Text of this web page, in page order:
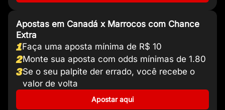
Apostas em Canadá x Marrocos com Chance
Extra
1Faça uma aposta mínima de R$ 10
2Monte sua aposta com odds mínimas de 1.80
3Se o seu palpite der errado, você recebe o
valor de volta
Apostar aqui